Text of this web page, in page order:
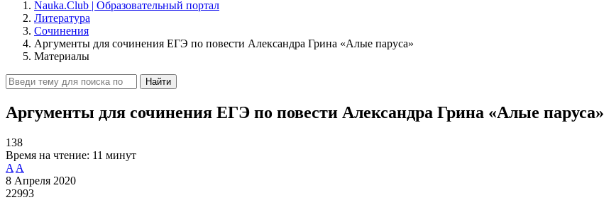
Nauka.Club | Образовательный портал
Литература
Сочинения
Аргументы для сочинения ЕГЭ по повести Александра Грина «Алые паруса»
Материалы
Найти
Аргументы для сочинения ЕГЭ по повести Александра Грина «Алые паруса»
138
Время на чтение: 11 минут
A A
8 Апреля 2020
22993